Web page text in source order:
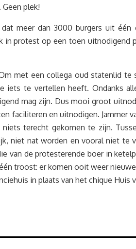
plek!
meer dan 3000 burgers uit
in protest op een toen
met een collega oud statenlid
iets te vertellen heeft. Ondanks
mag zijn. Dus mooi groot
faciliteren en uitnodigen. Jammer
terecht gekomen te zijn.
niet nat worden en vooral niet te
van de protesterende boer in
troost: er komen ooit weer
in plaats van het chique Huis